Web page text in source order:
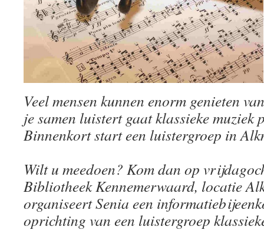
Veel mensen kunnen enorm genieten
je samen luistert gaat klassieke muziek
Binnenkort start een luistergroep in
Wilt u meedoen? Kom dan op
Bibliotheek Kennemerwaard, locatie
organiseert Senia een
oprichting van een luistergroep